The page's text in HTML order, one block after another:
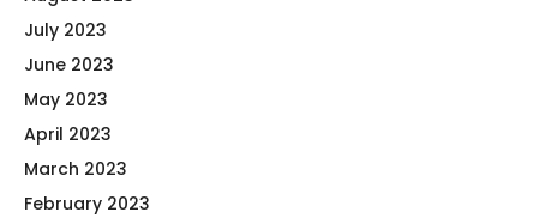
July 2023
June 2023
May 2023
April 2023
March 2023
February 2023